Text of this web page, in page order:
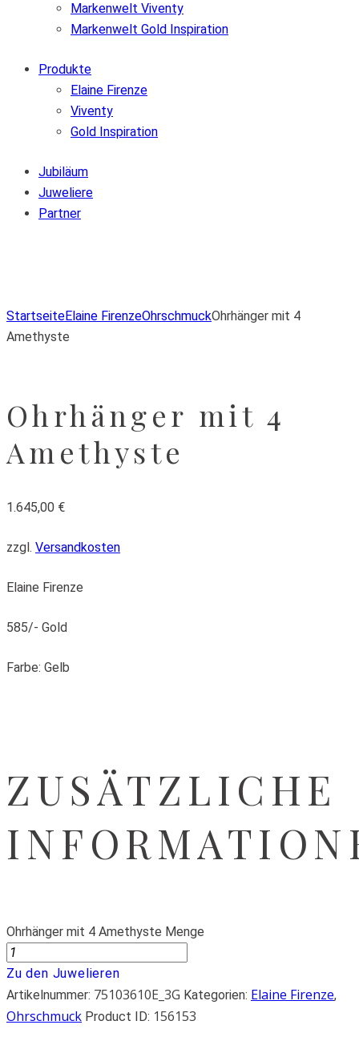
Markenwelt Viventy
Markenwelt Gold Inspiration
Produkte
Elaine Firenze
Viventy
Gold Inspiration
Jubiläum
Juweliere
Partner
StartseiteElaine FirenzeOhrschmuckOhrhänger mit 4
Amethyste
Ohrhänger mit 4
Amethyste
1.645,00 €
zzgl. Versandkosten
Elaine Firenze
585/- Gold
Farbe: Gelb
ZUSÄTZLICHE
Ohrhänger mit 4 Amethyste Menge
Zu den Juwelieren
Artikelnummer: 75103610E_3G Kategorien: Elaine Firenze,
Ohrschmuck Product ID: 156153